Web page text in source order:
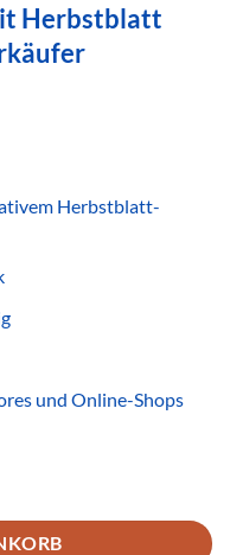
Herbstblatt
Herbstblatt-
und Online-Shops
für Wiederverkäufer